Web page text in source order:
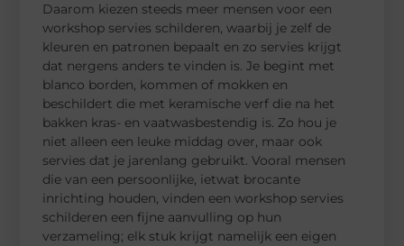
Daarom kiezen steeds meer mensen voor een
workshop servies schilderen, waarbij je zelf de
kleuren en patronen bepaalt en zo servies krijgt
dat nergens anders te vinden is. Je begint met
blanco borden, kommen of mokken en
beschildert die met keramische verf die na het
bakken kras- en vaatwasbestendig is. Zo hou je
niet alleen een leuke middag over, maar ook
servies dat je jarenlang gebruikt. Vooral mensen
die van een persoonlijke, ietwat brocante
inrichting houden, vinden een workshop servies
schilderen een fijne aanvulling op hun
verzameling; elk stuk krijgt namelijk een eigen